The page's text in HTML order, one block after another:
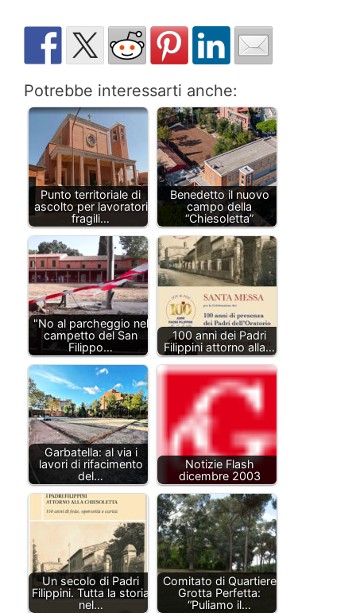
Potrebbe interessarti anche:
Punto territoriale di
ascolto per lavoratori
fragili…
Benedetto il nuovo
campo della
“Chiesoletta”
"No al parcheggio nel
campetto del San
Filippo…
100 anni dei Padri
Filippini attorno alla…
Garbatella: al via i
lavori di rifacimento
del…
Notizie Flash
dicembre 2003
Un secolo di Padri
Filippini. Tutta la storia
nel…
Comitato di Quartiere
Grotta Perfetta:
“Puliamo il…